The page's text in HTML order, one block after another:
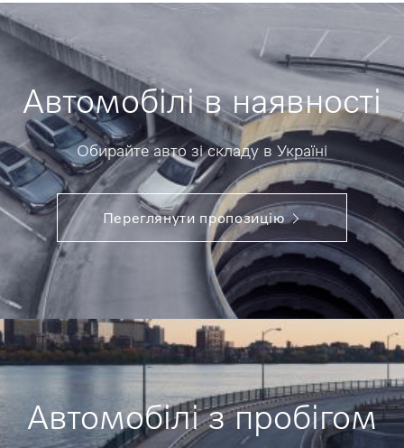
Автомобілі в наявності
Обирайте авто зі складу в Україні
Переглянути пропозицію
Автомобілі з пробігом